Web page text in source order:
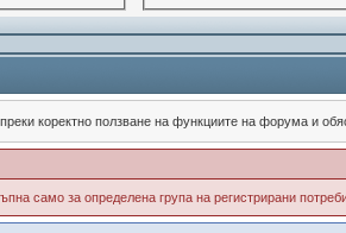
коректно ползване на функциите на форума и
само за определена група на регистрирани